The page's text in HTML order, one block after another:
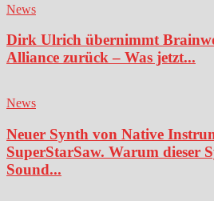
News
Dirk Ulrich übernimmt
Alliance zurück – Was jetzt...
News
Neuer Synth von Native
SuperStarSaw. Warum dieser
Sound...